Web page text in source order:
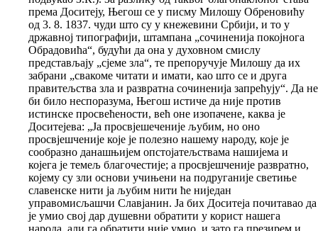
према Доситеју, Његош се у писму Милошу Обреновићу
од 3. 8. 1837. чуди што су у кнежевини Србији, и то у
државној типографији, штампана „сочиненија покојнога
Обрадовића“, будући да она у духовном смислу
представљају „сјеме зла“, те препоручује Милошу да их
забрани „свакоме читати и имати, као што се и друга
правитељства зла и развратна сочиненија запрећују“. Да не
би било неспоразума, Његош истиче да није против
истинске просвећености, већ оне изопачене, каква је
Доситејева: „Ја просвјешеченије љубим, но оно
просвјешченије које је полезно нашему народу, које је
сообразно данашњијем опстојатељствама нашијема и
којега је темељ благочестије; а просвјешченије развратно,
којему су зли основи учињени на подруганије светиње
славенске нити ја љубим нити ће ниједан
управомисљашчи Славјанин. Ја бих Доситеја почитавао да
је умио свој дар душевни обратити у корист нашега
народа, али га обратити није умио, и зато га презирем и